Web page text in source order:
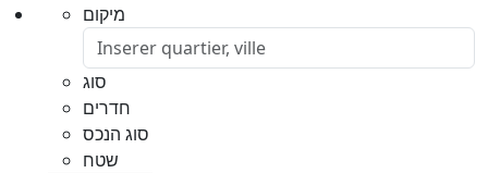
מיקום
סוג
חדרים
סוג הנכס
שטח